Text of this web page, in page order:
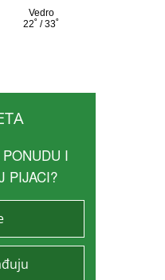
I
PIJACI?